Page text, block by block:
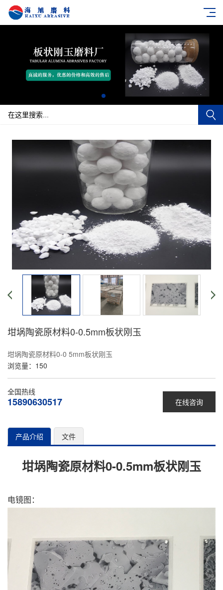
坩埚陶瓷原材料0-0.5mm板状刚玉
坩埚陶瓷原材料0-0 5mm板状刚玉
浏览量： 150
在线咨询
全国热线
15890630517
产品介绍 文件
坩埚陶瓷原材料0-0.5mm板状刚玉
电镜图：